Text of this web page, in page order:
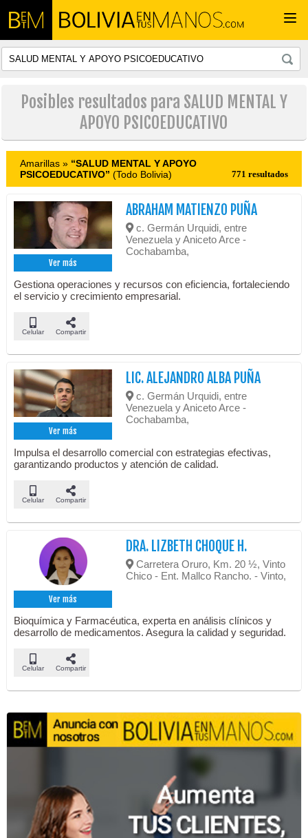
Posibles resultados para SALUD MENTAL Y
APOYO PSICOEDUCATIVO
Amarillas » “SALUD MENTAL Y APOYO
PSICOEDUCATIVO” (Todo Bolivia) 771 resultados
Ver más
ABRAHAM MATIENZO PUÑA
c. Germán Urquidi, entre
Venezuela y Aniceto Arce -
Cochabamba,
Gestiona operaciones y recursos con eficiencia, fortaleciendo
el servicio y crecimiento empresarial.
Celular Compartir
Ver más
LIC. ALEJANDRO ALBA PUÑA
c. Germán Urquidi, entre
Venezuela y Aniceto Arce -
Cochabamba,
Impulsa el desarrollo comercial con estrategias efectivas,
garantizando productos y atención de calidad.
Celular Compartir
Ver más
DRA. LIZBETH CHOQUE H.
Carretera Oruro, Km. 20 ½, Vinto
Chico - Ent. Mallco Rancho. - Vinto,
Bioquímica y Farmacéutica, experta en análisis clínicos y
desarrollo de medicamentos. Asegura la calidad y seguridad.
Celular Compartir